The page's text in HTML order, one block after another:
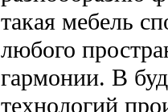
такая мебель
любого
гармонии. В
технологий